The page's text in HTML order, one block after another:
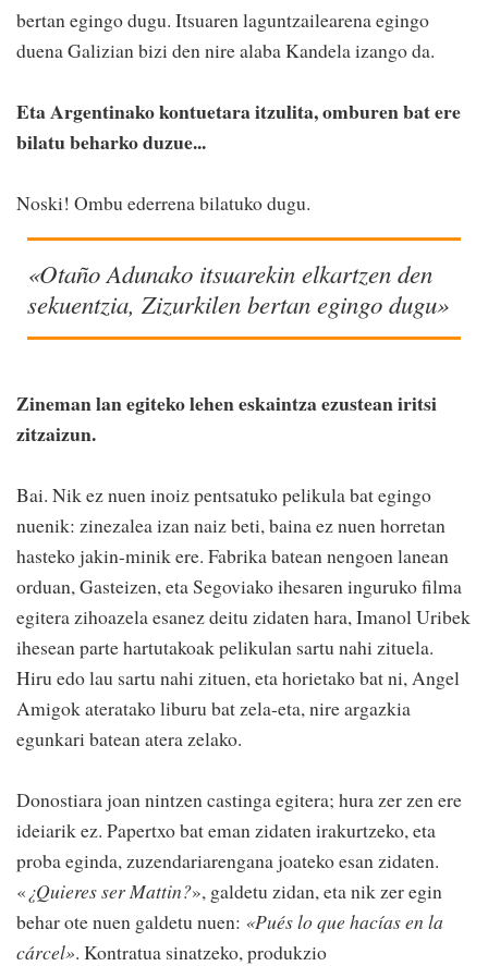
bertan egingo dugu. Itsuaren laguntzailearena egingo
duena Galizian bizi den nire alaba Kandela izango da.
Eta Argentinako kontuetara itzulita, omburen bat ere
bilatu beharko duzue...
Noski! Ombu ederrena bilatuko dugu.
«Otaño Adunako itsuarekin elkartzen den
sekuentzia, Zizurkilen bertan egingo dugu»
Zineman lan egiteko lehen eskaintza ezustean iritsi
zitzaizun.
Bai. Nik ez nuen inoiz pentsatuko pelikula bat egingo
nuenik: zinezalea izan naiz beti, baina ez nuen horretan
hasteko jakin-minik ere. Fabrika batean nengoen lanean
orduan, Gasteizen, eta Segoviako ihesaren inguruko filma
egitera zihoazela esanez deitu zidaten hara, Imanol Uribek
ihesean parte hartutakoak pelikulan sartu nahi zituela.
Hiru edo lau sartu nahi zituen, eta horietako bat ni, Angel
Amigok ateratako liburu bat zela-eta, nire argazkia
egunkari batean atera zelako.
Donostiara joan nintzen castinga egitera; hura zer zen ere
ideiarik ez. Papertxo bat eman zidaten irakurtzeko, eta
proba eginda, zuzendariarengana joateko esan zidaten.
« ¿Quieres ser Mattin?», galdetu zidan, eta nik zer egin
behar ote nuen galdetu nuen: «Pués lo que hacías en la
cárcel». Kontratua sinatzeko, produkzio